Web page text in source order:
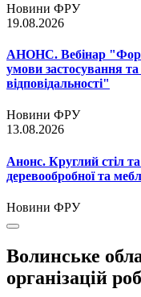
Новини ФРУ
19.08.2026
АНОНС. Вебінар
умови застосування та
відповідальності"
Новини ФРУ
13.08.2026
Анонс. Круглий стіл
деревообробної та
Новини ФРУ
Волинське
організацій